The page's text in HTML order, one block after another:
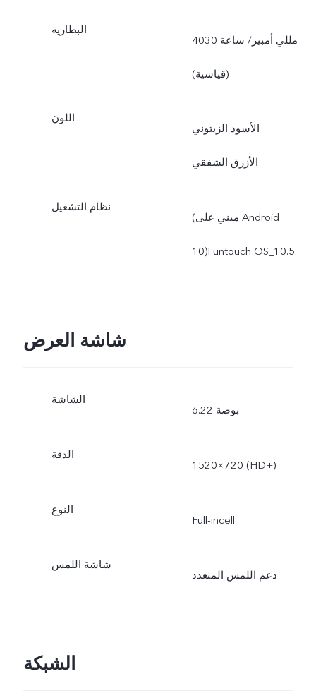
البطارية
4030 مللي أمبير/ ساعة
(قياسية)
اللون
الأسود الزيتوني
الأزرق الشفقي
نظام التشغيل
(مبني على Android
10)Funtouch OS_10.5
شاشة العرض
الشاشة
الدقة
1520×720 (HD+‎)
النوع
Full-incell
شاشة اللمس
دعم اللمس المتعدد
الشبكة